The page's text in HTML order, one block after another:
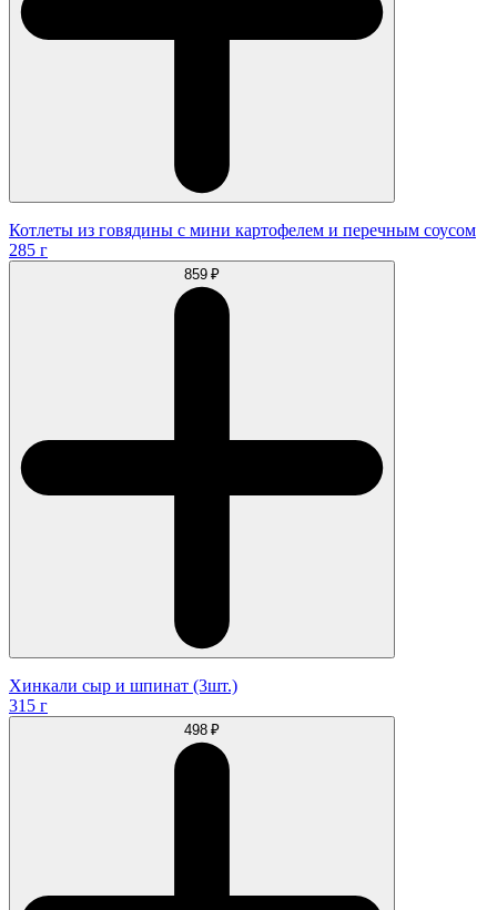
Котлеты из говядины с мини картофелем и перечным соусом
285 г
859 ₽
Хинкали сыр и шпинат (3шт.)
315 г
498 ₽